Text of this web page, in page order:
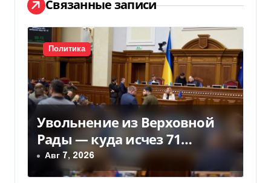
ц
и
я
п
о
з
а
Связанные записи
Политика
Увольнение из Верховной
Рады — куда исчез 71
народный депутат за семь
лет
Авг 7, 2026